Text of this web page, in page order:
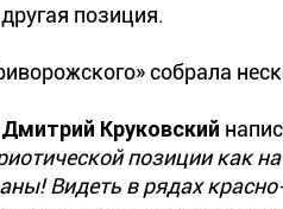
позиция.
собрала
Дмитрий Круковский
позиции как
Видеть в рядах